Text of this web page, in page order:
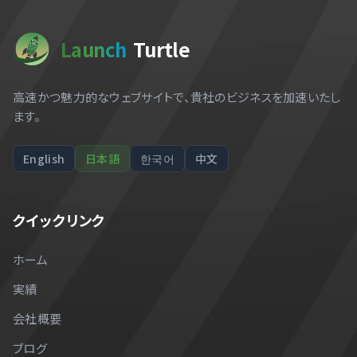
Launch Turtle
高速かつ魅力的なウェブサイトで、貴社のビジネスを加速いたし
ます。
English 日本語 한국어 中文
クイックリンク
ホーム
実績
会社概要
ブログ